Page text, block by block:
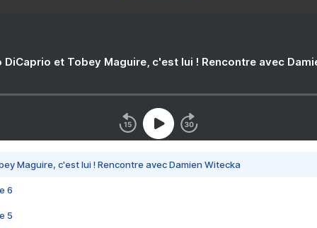
DiCaprio et Tobey Maguire, c'est lui ! Rencontre avec
Maguire, c'est lui ! Rencontre avec Damien Witecka
6
5